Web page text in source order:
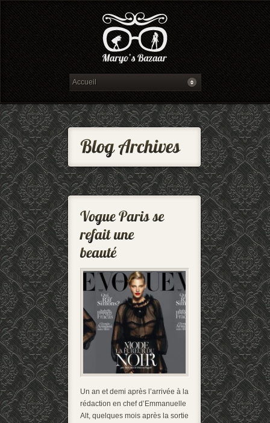
Un an et demi après l’arrivée à la
rédaction en chef d’Emmanuelle
Alt, quelques mois après la sortie